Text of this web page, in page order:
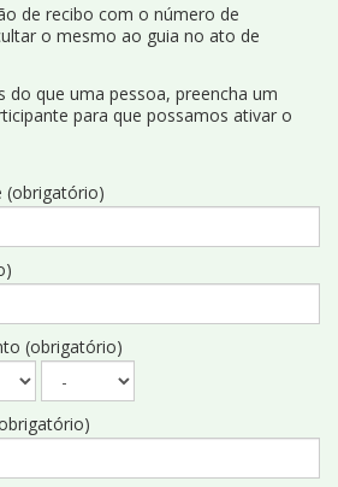
de recibo com o número de
o mesmo ao guia no ato de
do que uma pessoa, preencha um
para que possamos ativar o
(obrigatório)
(obrigatório)